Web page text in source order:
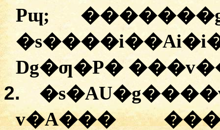
Pɰ; �
�
Dg�ƣ�P����
2.
�
v�A����